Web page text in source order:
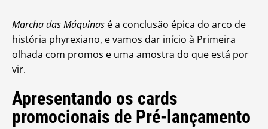
Marcha das Máquinas é a conclusão épica do arco de
história phyrexiano, e vamos dar início à Primeira
olhada com promos e uma amostra do que está por
vir.
Apresentando os cards
promocionais de Pré-lançamento